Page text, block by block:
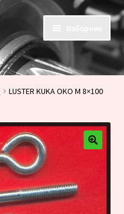
LUSTER KUKA OKO M 8×100